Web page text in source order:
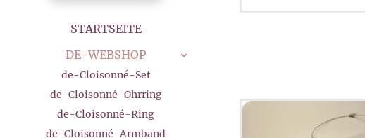
STARTSEITE
DE-WEBSHOP
de-Cloisonné-Set
de-Cloisonné-Ohrring
de-Cloisonné-Ring
de-Cloisonné-Armband